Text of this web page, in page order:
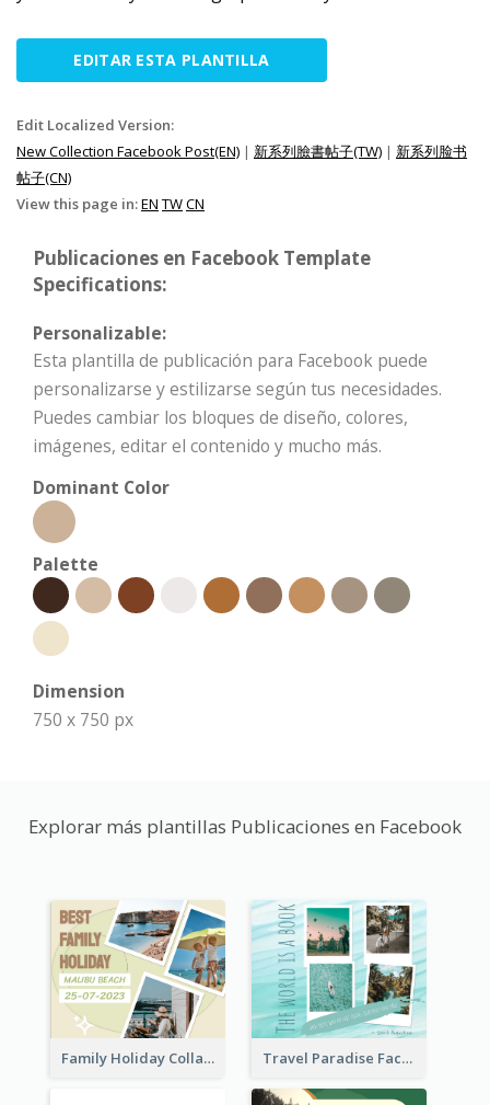
EDITAR ESTA PLANTILLA
Edit Localized Version:
New Collection Facebook Post(EN) | 新系列臉書帖子(TW) | 新系列脸书
帖子(CN)
View this page in:EN TWCN
Publicaciones en Facebook Template
Specifications:
Personalizable:
Esta plantilla de publicación para Facebook puede
personalizarse y estilizarse según tus necesidades.
Puedes cambiar los bloques de diseño, colores,
imágenes, editar el contenido y mucho más.
Dominant Color
Palette
Dimension
750 x 750 px
Explorar más plantillas Publicaciones en Facebook
Family Holiday Collage Facebook Post Travel Paradise Facebook Post